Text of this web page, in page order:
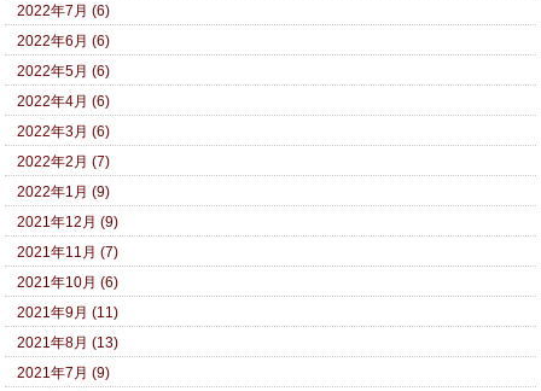
2022年7月 (6)
2022年6月 (6)
2022年5月 (6)
2022年4月 (6)
2022年3月 (6)
2022年2月 (7)
2022年1月 (9)
2021年12月 (9)
2021年11月 (7)
2021年10月 (6)
2021年9月 (11)
2021年8月 (13)
2021年7月 (9)